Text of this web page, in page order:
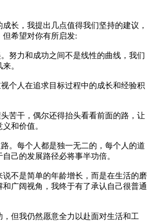
长，我提出几点值得我们坚持的建议，
希望对你有所启发:
努力和成功之间不是线性的曲线，我们
。
个人在追求目标过程中的成长和经验积
苦干，偶尔还得抬头看看前面的路，让
和价值。
。每个人都是独一无二的，每个人的道
己的发展路径必将事半功倍。
说不是简单的年龄增长，而是在生活的磨
广阔视角，我终于有了承认自己很普通
但我仍然愿意全力以赴面对生活和工